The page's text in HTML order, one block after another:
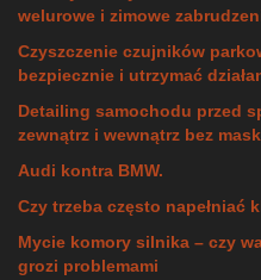
welurowe i zimowe
Czyszczenie czujników
bezpiecznie i utrzymać
Detailing samochodu przed
zewnątrz i wewnątrz bez
Audi kontra BMW.
Czy trzeba często napełniać
Mycie komory silnika – czy
grozi problemami